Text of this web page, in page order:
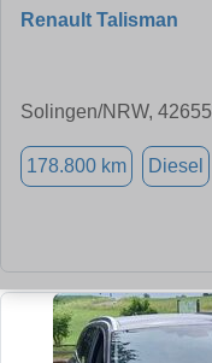
Renault Talisman
Solingen/NRW, 42655
178.800 km Diesel